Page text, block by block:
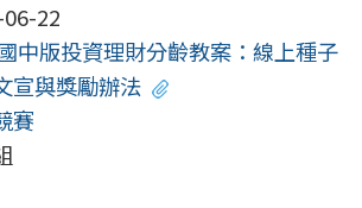
22
中版投資理財分齡教案：線上種子
宣與獎勵辦法
賽